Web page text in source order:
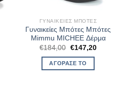
ΓΥΝΑΙΚΕΊΕΣ ΜΠΌΤΕΣ
Γυναικείες Μπότες Μπότες
Mimmu MICHEE Δέρμα
€184,00 Original
was:
€184,00.
€147,20Η
ΑΓΌΡΑΣΈ ΤΟ